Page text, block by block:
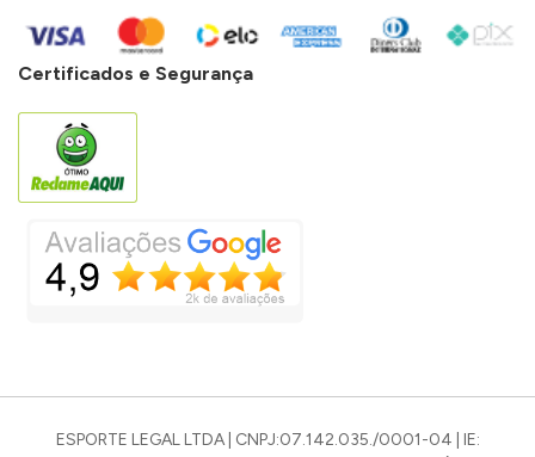
Certificados e Segurança
ESPORTE LEGAL LTDA | CNPJ:07.142.035./0001-04 | IE: